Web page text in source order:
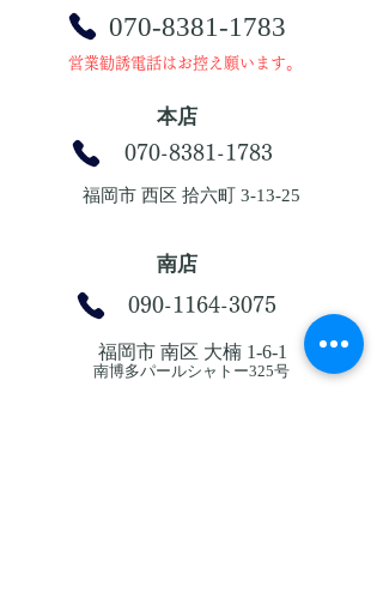
070-8381-1783
​営業勧誘電話はお控え願います。
本店
070-8381-1783
福岡市 西区 拾六町 3-13-25
南店
090-1164-3075
福岡市 南区 大楠 1-6-1
南博多パールシャトー325号